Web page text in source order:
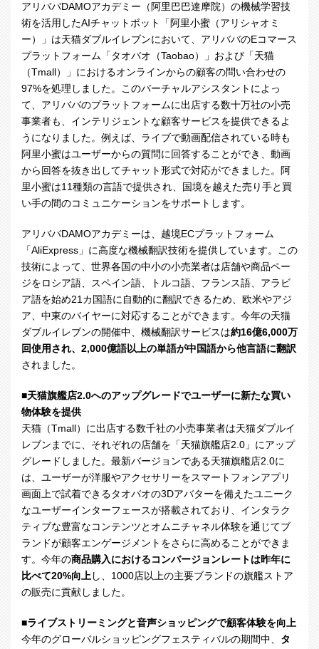
アリババDAMOアカデミー（阿里巴巴達摩院）の機械学習技
術を活用したAIチャットボット「阿里小蜜（アリシャオミ
ー）」は天猫ダブルイレブンにおいて、アリババのEコマース
プラットフォーム「タオバオ（Taobao）」および「天猫
（Tmall）」におけるオンラインからの顧客の問い合わせの
97%を処理しました。このバーチャルアシスタントによっ
て、アリババのプラットフォームに出店する数十万社の小売
事業者も、インテリジェントな顧客サービスを提供できるよ
うになりました。例えば、ライブで動画配信されている時も
阿里小蜜はユーザーからの質問に回答することができ、動画
から回答を抜き出してチャット形式で対応ができました。阿
里小蜜は11種類の言語で提供され、国境を越えた売り手と買
い手の間のコミュニケーションをサポートします。
アリババDAMOアカデミーは、越境ECプラットフォーム
「AliExpress 」に高度な機械翻訳技術を提供しています。この
技術によって、世界各国の中小の小売業者は店舗や商品ペー
ジをロシア語、スペイン語、トルコ語、フランス語、アラビ
ア語を始め21 カ国語に自動的に翻訳できるため、欧米やアジ
ア、中東のバイヤーに対応することができます。今年の天猫
ダブルイレブンの開催中、機械翻訳サービスは約16億6,000万
回使用され、 2,000億語以上の単語が中国語から他言語に翻訳
されました。
■天猫旗艦店2.0へのアップグレードでユーザーに新たな買い
物体験を提供
天猫（Tmall）に出店する数千社の小売事業者は天猫ダブルイ
レブンまでに、それぞれの店舗を「天猫旗艦店2.0 」にアップ
グレードしました。最新バージョンである天猫旗艦店2.0に
は、ユーザーが洋服やアクセサリーをスマートフォンアプリ
画面上で試着できるタオバオの3Dアバターを備えたユニーク
なユーザーインターフェースが搭載されており、インタラク
ティブな豊富なコンテンツとオムニチャネル体験を通じてブ
ランドが顧客エンゲージメントをさらに高めることができま
す。今年の商品購入におけるコンバージョンレートは昨年に
比べて20%向上 し、1000店以上の主要ブランドの旗艦ストア
の販売に貢献しました。
■ライブストリーミングと音声ショッピングで顧客体験を向上
今年のグローバルショッピングフェスティバルの期間中、 タ